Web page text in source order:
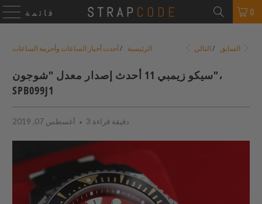
قائمة 0
الرئيسية / أحدث أخبار الساعات وأحزمة الساعات السابق /
سيكو زيمبي 11 أحدث إصدار معدل "شوجون"،
SPB099J1
أغسطس 07, 2019 3 دقيقة قراءة